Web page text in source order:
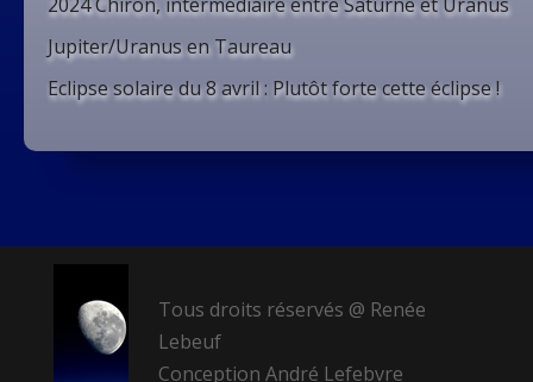
Jupiter/Uranus en Taureau
Eclipse solaire du 8 avril : Plutôt forte cette éclipse !
Tous droits réservés @ Renée
Lebeuf
Conception André Lefebvre